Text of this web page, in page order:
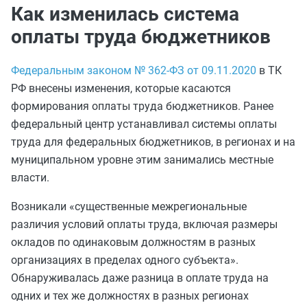
Как изменилась система
оплаты труда бюджетников
Федеральным законом № 362-ФЗ от 09.11.2020 в ТК
РФ внесены изменения, которые касаются
формирования оплаты труда бюджетников. Ранее
федеральный центр устанавливал системы оплаты
труда для федеральных бюджетников, в регионах и на
муниципальном уровне этим занимались местные
власти.
Возникали «существенные межрегиональные
различия условий оплаты труда, включая размеры
окладов по одинаковым должностям в разных
организациях в пределах одного субъекта».
Обнаруживалась даже разница в оплате труда на
одних и тех же должностях в разных регионах